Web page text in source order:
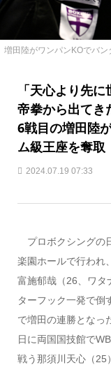
増田陸がワンパンKOでバン
「天心より先
帝拳から出てき
6戦目の増田陸
ム級王座を奪取
2024.07.19 07:33
プロボクシングの
楽園ホールで行われ
富施郁哉（26、ワタ
ターフック一発で倒
で増田の連勝となっ
日に両国国技館で
戦う那須川天心（25